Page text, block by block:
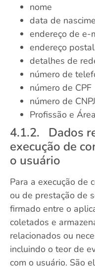
nome
data de
endereço de e-
endereço postal
detalhes de
número de
número de CPF
número de CNPJ
Profissão e
4.1.2. Dados
execução de
o usuário
Para a execução de
ou de prestação de
firmado entre o
coletados e
relacionados ou
incluindo o teor de
com o usuário. São